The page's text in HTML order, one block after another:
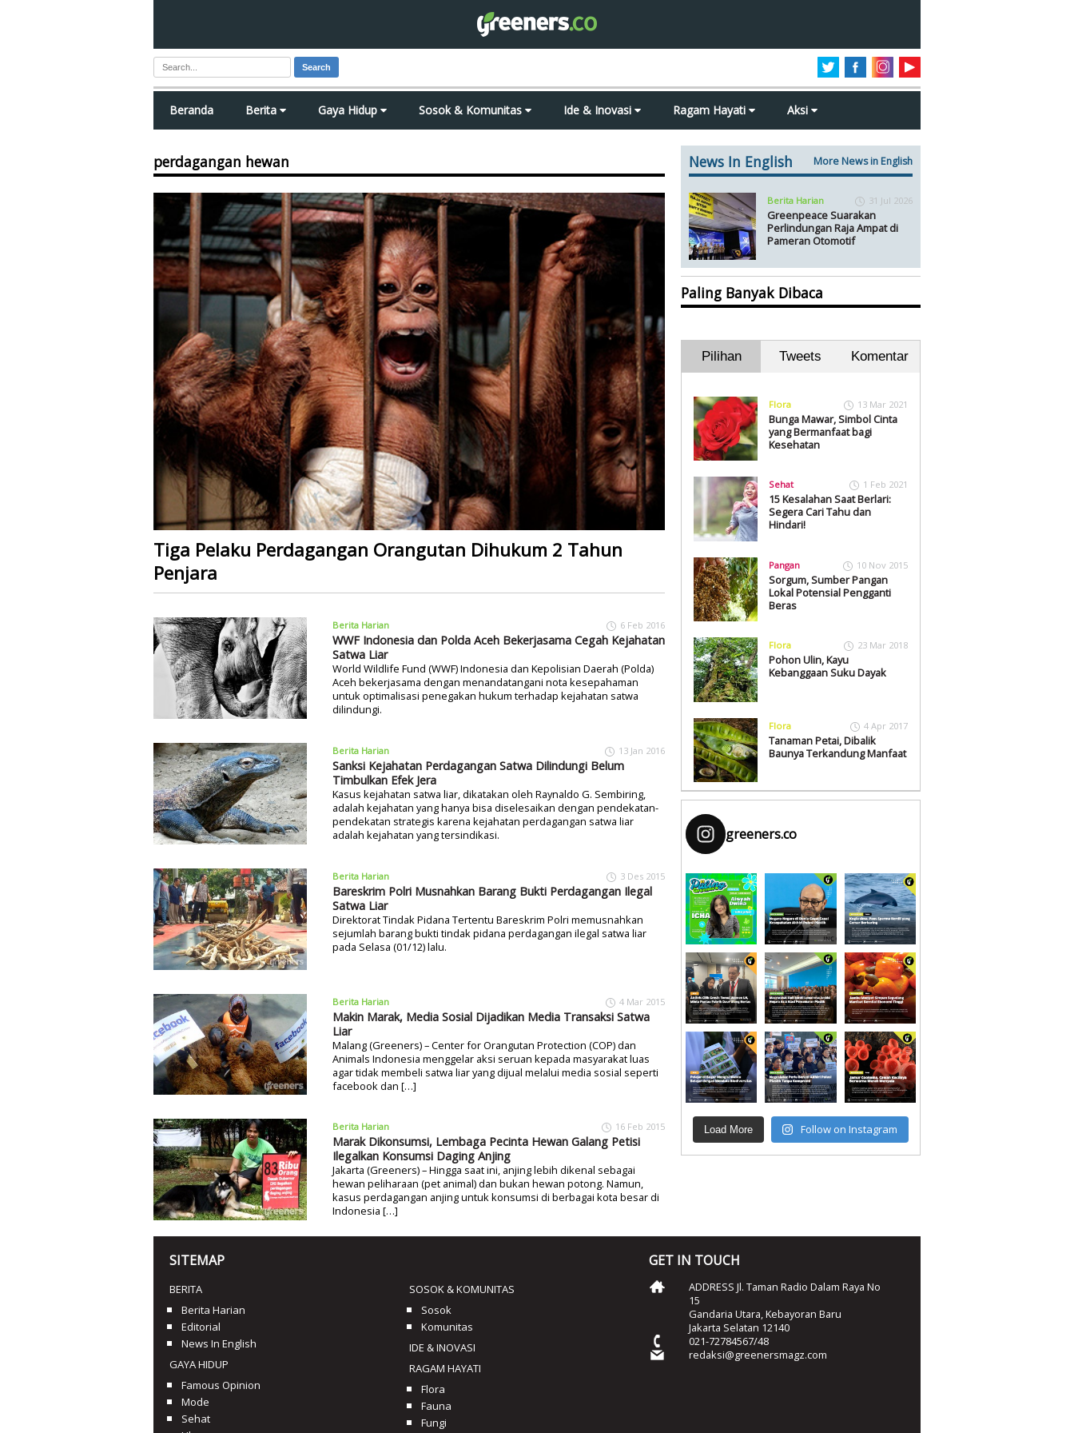
Search
Beranda Berita Gaya Hidup Sosok & Komunitas Ide & Inovasi Ragam Hayati Aksi
perdagangan hewan
Tiga Pelaku Perdagangan Orangutan Dihukum 2 Tahun
Penjara
Berita Harian 6 Feb 2016
WWF Indonesia dan Polda Aceh Bekerjasama Cegah Kejahatan
Satwa Liar
World Wildlife Fund (WWF) Indonesia dan Kepolisian Daerah (Polda)
Aceh bekerjasama dengan menandatangani nota kesepahaman
untuk optimalisasi penegakan hukum terhadap kejahatan satwa
dilindungi.
Berita Harian 13 Jan 2016
Sanksi Kejahatan Perdagangan Satwa Dilindungi Belum
Timbulkan Efek Jera
Kasus kejahatan satwa liar, dikatakan oleh Raynaldo G. Sembiring,
adalah kejahatan yang hanya bisa diselesaikan dengan pendekatan-
pendekatan strategis karena kejahatan perdagangan satwa liar
adalah kejahatan yang tersindikasi.
Berita Harian 3 Des 2015
Bareskrim Polri Musnahkan Barang Bukti Perdagangan Ilegal
Satwa Liar
Direktorat Tindak Pidana Tertentu Bareskrim Polri memusnahkan
sejumlah barang bukti tindak pidana perdagangan ilegal satwa liar
pada Selasa (01/12) lalu.
Berita Harian 4 Mar 2015
Makin Marak, Media Sosial Dijadikan Media Transaksi Satwa
Liar
Malang (Greeners) – Center for Orangutan Protection (COP) dan
Animals Indonesia menggelar aksi seruan kepada masyarakat luas
agar tidak membeli satwa liar yang dijual melalui media sosial seperti
facebook dan […]
Berita Harian 16 Feb 2015
Marak Dikonsumsi, Lembaga Pecinta Hewan Galang Petisi
Ilegalkan Konsumsi Daging Anjing
Jakarta (Greeners) – Hingga saat ini, anjing lebih dikenal sebagai
hewan peliharaan (pet animal) dan bukan hewan potong. Namun,
kasus perdagangan anjing untuk konsumsi di berbagai kota besar di
Indonesia […]
News In English More News in English
Berita Harian 31 Jul 2026
Greenpeace Suarakan
Perlindungan Raja Ampat di
Pameran Otomotif
Paling Banyak Dibaca
Pilihan Tweets Komentar
Flora 13 Mar 2021
Bunga Mawar, Simbol Cinta
yang Bermanfaat bagi
Kesehatan
Sehat 1 Feb 2021
15 Kesalahan Saat Berlari:
Segera Cari Tahu dan
Hindari!
Pangan 10 Nov 2015
Sorgum, Sumber Pangan
Lokal Potensial Pengganti
Beras
Flora 23 Mar 2018
Pohon Ulin, Kayu
Kebanggaan Suku Dayak
Flora 4 Apr 2017
Tanaman Petai, Dibalik
Baunya Terkandung Manfaat
greeners.co
Load More Follow on Instagram
SITEMAP
BERITA
Berita Harian
Editorial
News In English
GAYA HIDUP
Famous Opinion
Mode
Sehat
SOSOK & KOMUNITAS
Sosok
Komunitas
IDE & INOVASI
RAGAM HAYATI
Flora
Fauna
Fungi
GET IN TOUCH
ADDRESS Jl. Taman Radio Dalam Raya No
15
Gandaria Utara, Kebayoran Baru
Jakarta Selatan 12140
021-72784567/48
redaksi@greenersmagz.com